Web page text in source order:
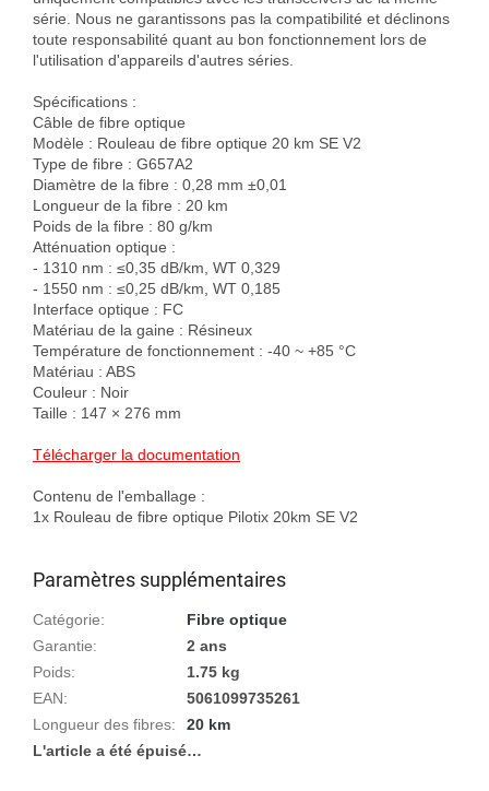
série. Nous ne garantissons pas la compatibilité et déclinons
toute responsabilité quant au bon fonctionnement lors de
l'utilisation d'appareils d'autres séries.
Spécifications :
Câble de fibre optique
Modèle : Rouleau de fibre optique 20 km SE V2
Type de fibre : G657A2
Diamètre de la fibre : 0,28 mm ±0,01
Longueur de la fibre : 20 km
Poids de la fibre : 80 g/km
Atténuation optique :
- 1310 nm : ≤0,35 dB/km, WT 0,329
- 1550 nm : ≤0,25 dB/km, WT 0,185
Interface optique : FC
Matériau de la gaine : Résineux
Température de fonctionnement : -40 ~ +85 °C
Matériau : ABS
Couleur : Noir
Taille : 147 × 276 mm
Télécharger la documentation
Contenu de l'emballage :
1x Rouleau de fibre optique Pilotix 20km SE V2
Paramètres supplémentaires
Catégorie:
Fibre optique
Garantie:
2 ans
Poids:
1.75 kg
EAN:
5061099735261
Longueur des fibres:
20 km
L'article a été épuisé…